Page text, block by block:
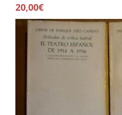
20,00€